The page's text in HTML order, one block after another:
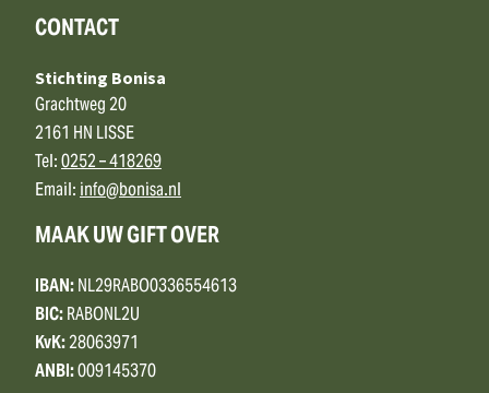
CONTACT
Stichting Bonisa
Grachtweg 20
2161 HN LISSE
Tel:0252 – 418269
Email:info@bonisa.nl
MAAK UW GIFT OVER
IBAN:NL29RABO0336554613
BIC:RABONL2U
KvK:28063971
ANBI:009145370